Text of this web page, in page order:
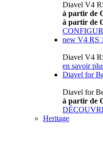
Diavel V4
à partir de
à partir de
new V4 RS
Diavel V4
en savoir
Diavel for
Diavel for
à partir de
Heritage